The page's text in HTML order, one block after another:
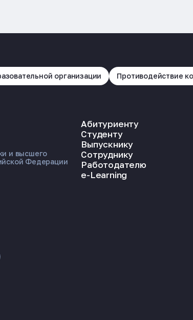
организации Противодействие
и высшего
Федерации
Абитуриенту
Студенту
Выпускнику
Сотруднику
Работодателю
e-Learning